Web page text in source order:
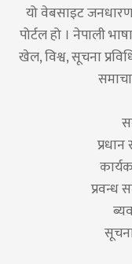
यो वेबसाइट
पोर्टल हो । नेपाली
खेल, विश्व, सूचना
प्रवन्ध